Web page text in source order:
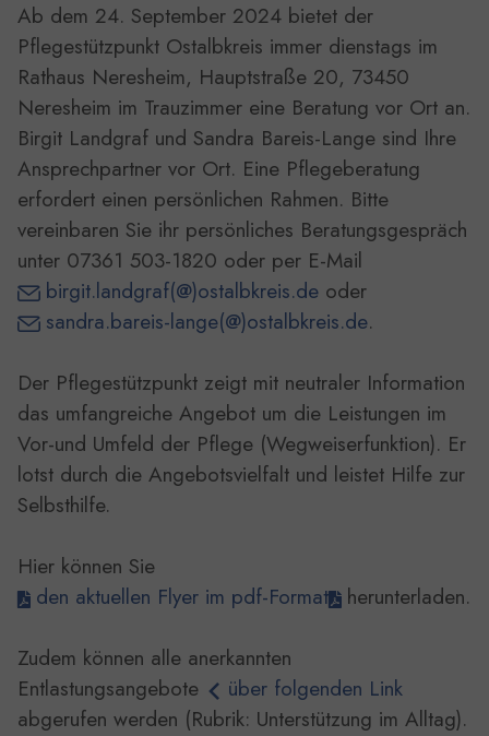
Ab dem 24. September 2024 bietet der
Pflegestützpunkt Ostalbkreis immer dienstags im
Rathaus Neresheim, Hauptstraße 20, 73450
Neresheim im Trauzimmer eine Beratung vor Ort an.
Birgit Landgraf und Sandra Bareis-Lange sind Ihre
Ansprechpartner vor Ort. Eine Pflegeberatung
erfordert einen persönlichen Rahmen. Bitte
vereinbaren Sie ihr persönliches Beratungsgespräch
unter 07361 503-1820 oder per E-Mail
birgit.landgraf(@)ostalbkreis.deoder
sandra.bareis-lange(@)ostalbkreis.de.
Der Pflegestützpunkt zeigt mit neutraler Information
das umfangreiche Angebot um die Leistungen im
Vor-und Umfeld der Pflege (Wegweiserfunktion). Er
lotst durch die Angebotsvielfalt und leistet Hilfe zur
Selbsthilfe.
Hier können Sie
den aktuellen Flyer im pdf-Format
herunterladen.
Zudem können alle anerkannten
Entlastungsangebote
über folgenden Link
abgerufen werden (Rubrik: Unterstützung im Alltag).